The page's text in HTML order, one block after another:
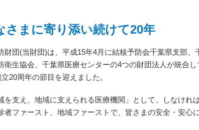
さまに寄り添い続けて20年
財団(当財団)は、平成15年4月に結核予防会千葉県支部、
衛生協会、千葉県医療センターの4つの財団法人が統合し
20周年の節目を迎えました。
を支え、地域に支えられる医療機関」として、しなけれ
者ファースト、地域ファーストで、皆さまの安全・安心